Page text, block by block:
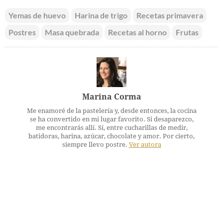
Yemas de huevo Harina de trigo
Recetas primavera
Postres
Masa quebrada Recetas al horno Frutas
Marina Corma
Me enamoré de la pastelería y, desde entonces, la cocina
se ha convertido en mi lugar favorito. Si desaparezco,
me encontrarás allí. Sí, entre cucharillas de medir,
batidoras, harina, azúcar, chocolate y amor. Por cierto,
siempre llevo postre. Ver autora